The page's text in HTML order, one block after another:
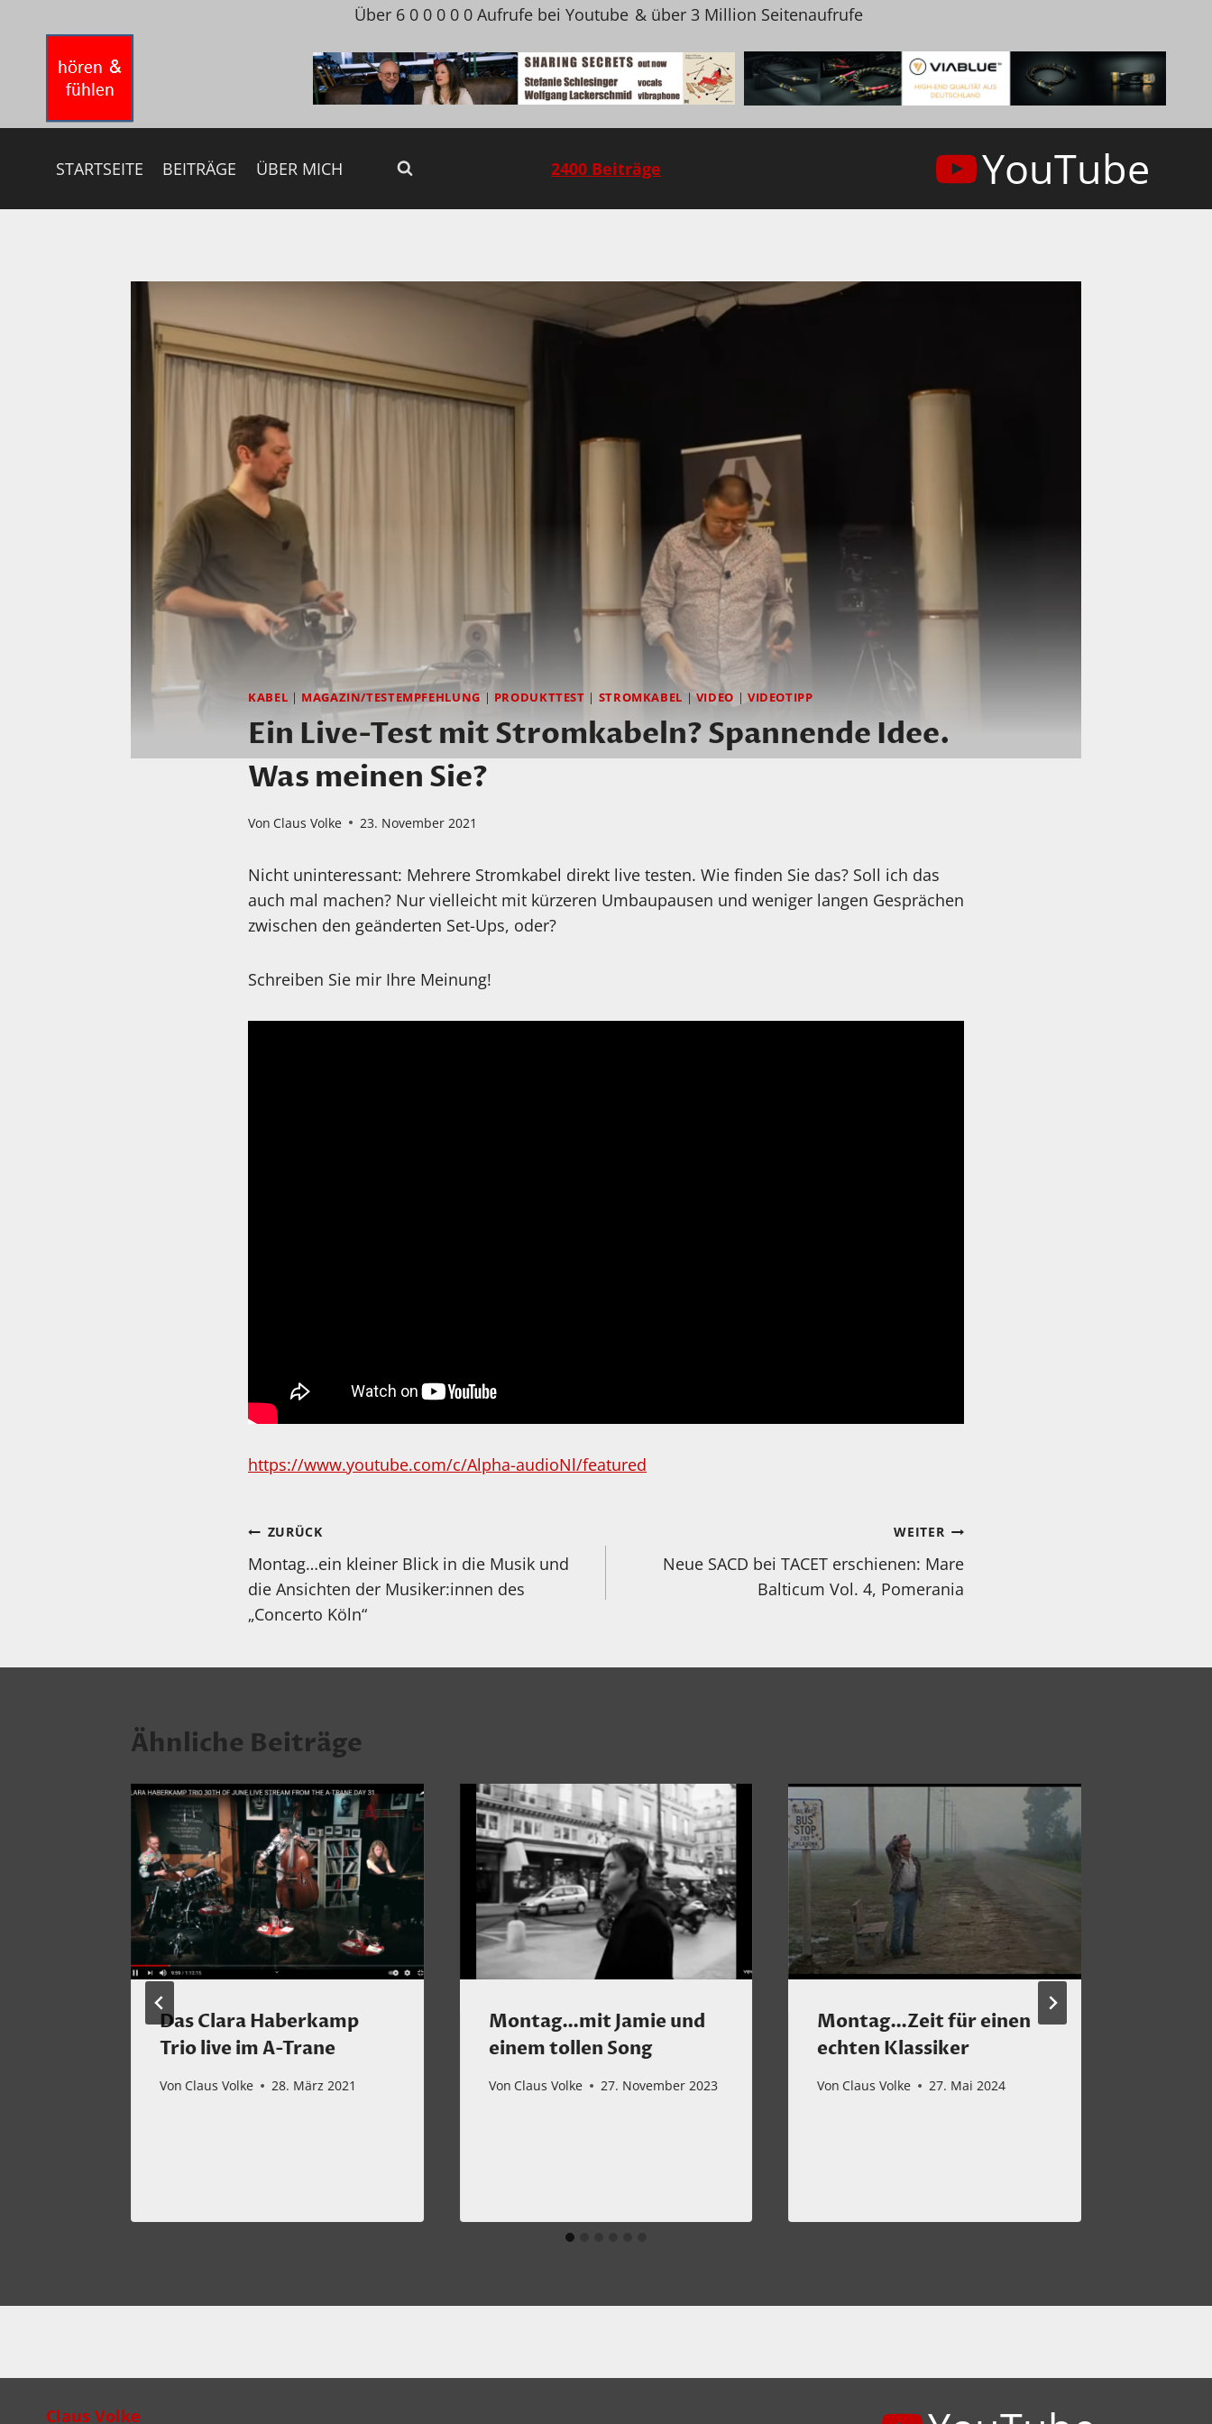
springen
Über 6 0 0 0 0 0 Aufrufe bei Youtube & über 3 Million Seitenaufrufe
STARTSEITE BEITRÄGE ÜBER MICH 2400 Beiträge YouTube
KABEL | MAGAZIN/TESTEMPFEHLUNG| PRODUKTTEST | STROMKABEL |VIDEO | VIDEOTIPP
Ein Live-Test mit Stromkabeln? Spannende Idee.
Was meinen Sie?
Von Claus Volke 23. November 2021
Nicht uninteressant: Mehrere Stromkabel direkt live testen. Wie finden Sie das? Soll ich das
auch mal machen? Nur vielleicht mit kürzeren Umbaupausen und weniger langen Gesprächen
zwischen den geänderten Set-Ups, oder?
Schreiben Sie mir Ihre Meinung!
https://www.youtube.com/c/Alpha-audioNl/featured
Beitragsnavigation
ZURÜCK
Montag…ein kleiner Blick in die Musik und
die Ansichten der Musiker:innen des
„Concerto Köln“
WEITER
Neue SACD bei TACET erschienen: Mare
Balticum Vol. 4, Pomerania
Ähnliche Beiträge
Das Clara Haberkamp
Trio live im A-Trane
Von Claus Volke 28. März 2021
Montag…mit Jamie und
einem tollen Song
Von Claus Volke 27. November 2023
Montag…Zeit für einen
echten Klassiker
Von Claus Volke 27. Mai 2024
Claus Volke